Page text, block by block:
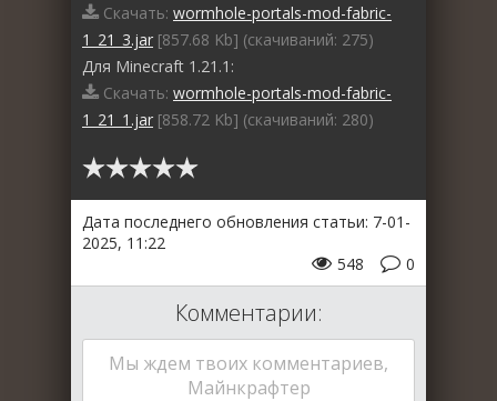
Скачать: wormhole-portals-mod-fabric-
1_21_3.jar [857.68 Kb] (cкачиваний: 275)
Для Minecraft 1.21.1:
Скачать: wormhole-portals-mod-fabric-
1_21_1.jar [858.72 Kb] (cкачиваний: 280)
Дата последнего обновления статьи: 7-01-
2025, 11:22
0
548
Комментарии:
Мы ждем твоих комментариев,
Майнкрафтер